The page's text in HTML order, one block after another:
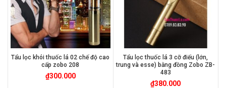
Tẩu lọc khói thuốc lá 02 chế độ cao
cấp zobo 208
₫300.000
Tẩu lọc thuốc lá 3 cỡ điếu (lớn,
trung và esse) bằng đồng Zobo ZB-
483
₫380.000